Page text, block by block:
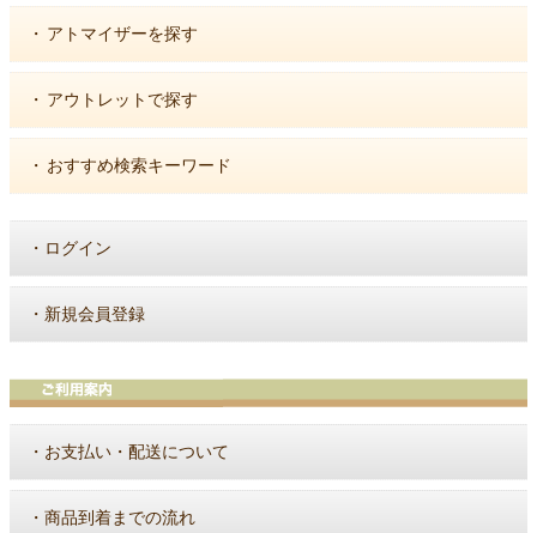
・ アトマイザーを探す
・ アウトレットで探す
・ おすすめ検索キーワード
・ ログイン
・ 新規会員登録
・ お支払い・配送について
・ 商品到着までの流れ